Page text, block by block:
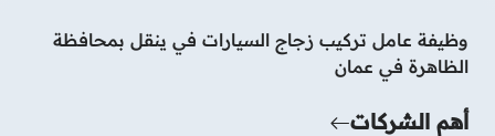
وظيفة عامل تركيب زجاج السيارات في ينقل بمحافظة
الظاهرة في عمان
أهم الشركات